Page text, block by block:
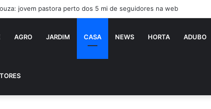
jovem pastora perto dos 5 mi de seguidores na web
AGRO JARDIM CASA NEWS HORTA ADUBO